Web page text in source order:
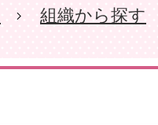
組織から探す